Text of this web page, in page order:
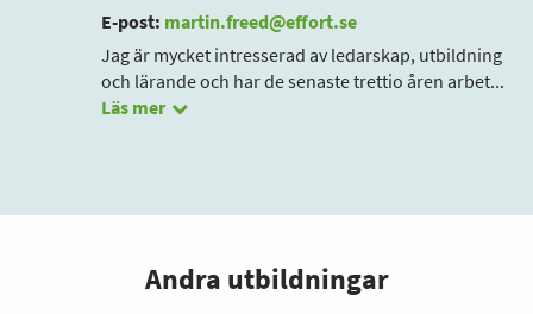
E-post: martin.freed@effort.se
Jag är mycket intresserad av ledarskap, utbildning
och lärande och har de senaste trettio åren arbet...
Läs mer
Andra utbildningar